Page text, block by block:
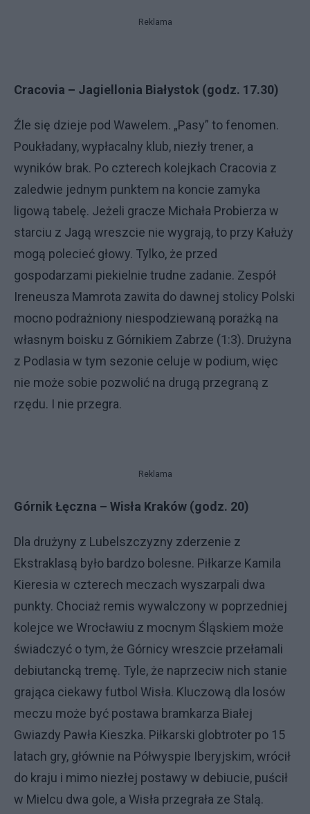
Reklama
Cracovia – Jagiellonia Białystok (godz. 17.30)
Źle się dzieje pod Wawelem. „Pasy” to fenomen.
Poukładany, wypłacalny klub, niezły trener, a
wyników brak. Po czterech kolejkach Cracovia z
zaledwie jednym punktem na koncie zamyka
ligową tabelę. Jeżeli gracze Michała Probierza w
starciu z Jagą wreszcie nie wygrają, to przy Kałuży
mogą polecieć głowy. Tylko, że przed
gospodarzami piekielnie trudne zadanie. Zespół
Ireneusza Mamrota zawita do dawnej stolicy Polski
mocno podrażniony niespodziewaną porażką na
własnym boisku z Górnikiem Zabrze (1:3). Drużyna
z Podlasia w tym sezonie celuje w podium, więc
nie może sobie pozwolić na drugą przegraną z
rzędu. I nie przegra.
Reklama
Górnik Łęczna – Wisła Kraków (godz. 20)
Dla drużyny z Lubelszczyzny zderzenie z
Ekstraklasą było bardzo bolesne. Piłkarze Kamila
Kieresia w czterech meczach wyszarpali dwa
punkty. Chociaż remis wywalczony w poprzedniej
kolejce we Wrocławiu z mocnym Śląskiem może
świadczyć o tym, że Górnicy wreszcie przełamali
debiutancką tremę. Tyle, że naprzeciw nich stanie
grająca ciekawy futbol Wisła. Kluczową dla losów
meczu może być postawa bramkarza Białej
Gwiazdy Pawła Kieszka. Piłkarski globtroter po 15
latach gry, głównie na Półwyspie Iberyjskim, wrócił
do kraju i mimo niezłej postawy w debiucie, puścił
w Mielcu dwa gole, a Wisła przegrała ze Stalą.